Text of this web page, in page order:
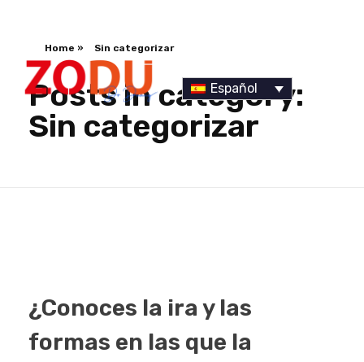
Español
Home » Sin categorizar
Posts in category:
Sin categorizar
¿Conoces la ira y las
formas en las que la